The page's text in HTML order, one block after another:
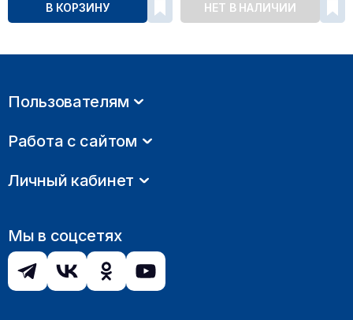
В КОРЗИНУ НЕТ В НАЛИЧИИ
Пользователям
Работа с сайтом
Личный кабинет
Мы в соцсетях